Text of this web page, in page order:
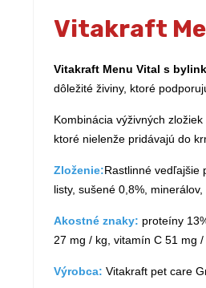
Vitakraft
Vitakraft Menu Vital s
dôležité živiny, ktoré
Kombinácia výživných
ktoré nielenže pridávajú do
Zloženie:Rastlinné vedľajšie
listy, sušené 0,8%,
Akostné znaky: proteíny
27 mg / kg, vitamín C 51 mg
Výrobca: Vitakraft pet care